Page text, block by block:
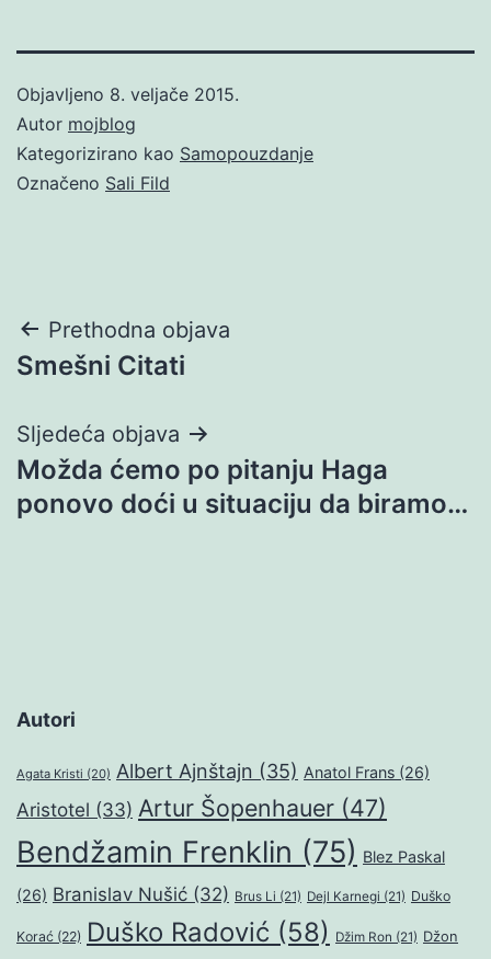
Objavljeno 8. veljače 2015.
Autor mojblog
Kategorizirano kao Samopouzdanje
Označeno Sali Fild
Navigacija
objava
Prethodna objava
Smešni Citati
Sljedeća objava
Možda ćemo po pitanju Haga
ponovo doći u situaciju da biramo…
Autori
Agata Kristi (20) Albert Ajnštajn (35) Anatol Frans (26)
Aristotel (33) Artur Šopenhauer (47)
Bendžamin Frenklin (75) Blez Paskal
(26) Branislav Nušić (32) Brus Li (21) Dejl Karnegi (21) Duško
Korać (22) Duško Radović (58) Džim Ron (21) Džon